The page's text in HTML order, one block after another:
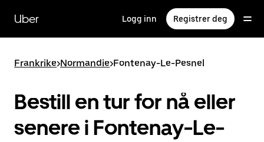
hovedinnholdet
Uber Logg inn Registrer deg
Frankrike>Normandie>Fontenay-Le-Pesnel
Bestill en tur for nå eller
senere i Fontenay-Le-